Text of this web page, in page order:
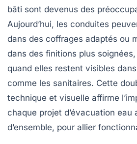
bâti sont devenus des
Aujourd’hui, les conduites
dans des coffrages adaptés ou
dans des finitions plus
quand elles restent visibles
comme les sanitaires. Cette
technique et visuelle affirme
chaque projet d’évacuation eau
d’ensemble, pour allier